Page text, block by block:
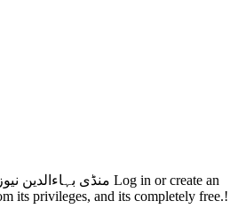
its privileges, and its completely free.!